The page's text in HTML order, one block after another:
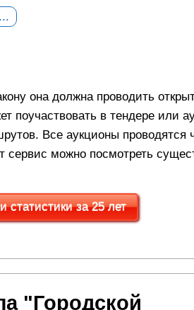
она должна проводить
поучаствовать в тендере или
Все аукционы проводятся
сервис можно посмотреть
за 25 лет
"Городской